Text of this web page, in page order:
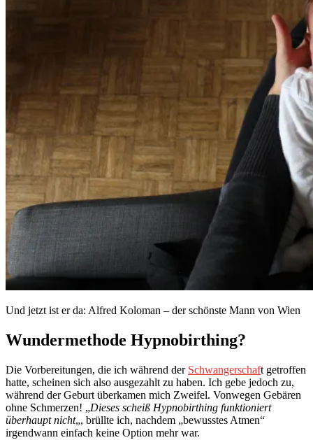
Und jetzt ist er da: Alfred Koloman – der schönste Mann von Wien
Wundermethode Hypnobirthing?
Die Vorbereitungen, die ich während der Schwangerschaft getroffen
hatte, scheinen sich also ausgezahlt zu haben. Ich gebe jedoch zu,
während der Geburt überkamen mich Zweifel. Vonwegen Gebären
ohne Schmerzen! „Dieses scheiß Hypnobirthing funktioniert
überhaupt nicht„, brüllte ich, nachdem „bewusstes Atmen“
irgendwann einfach keine Option mehr war.